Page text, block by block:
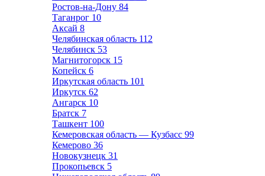
Ростов-на-Дону 84
Таганрог 10
Аксай 8
Челябинская область 112
Челябинск 53
Магнитогорск 15
Копейск 6
Иркутская область 101
Иркутск 62
Ангарск 10
Братск 7
Ташкент 100
Кемеровская область — Кузбасс 99
Кемерово 36
Новокузнецк 31
Прокопьевск 5